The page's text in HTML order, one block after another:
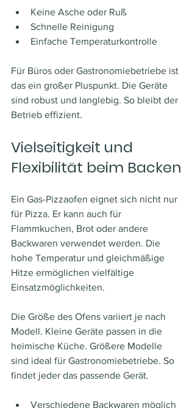
Keine Asche oder Ruß
Schnelle Reinigung
Einfache Temperaturkontrolle
Für Büros oder Gastronomiebetriebe ist
das ein großer Pluspunkt. Die Geräte
sind robust und langlebig. So bleibt der
Betrieb effizient.
Vielseitigkeit und
Flexibilität beim Backen
Ein Gas-Pizzaofen eignet sich nicht nur
für Pizza. Er kann auch für
Flammkuchen, Brot oder andere
Backwaren verwendet werden. Die
hohe Temperatur und gleichmäßige
Hitze ermöglichen vielfältige
Einsatzmöglichkeiten.
Die Größe des Ofens variiert je nach
Modell. Kleine Geräte passen in die
heimische Küche. Größere Modelle
sind ideal für Gastronomiebetriebe. So
findet jeder das passende Gerät.
Verschiedene Backwaren möglich